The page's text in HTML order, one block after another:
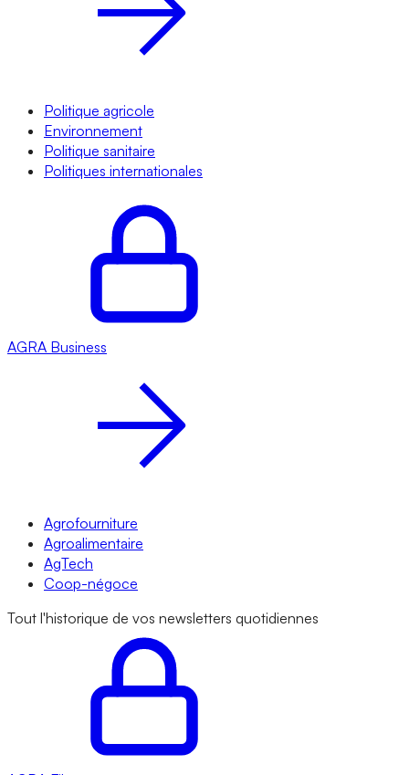
Politique agricole
Environnement
Politique sanitaire
Politiques internationales
AGRA Business
Agrofourniture
Agroalimentaire
AgTech
Coop-négoce
Tout l'historique de vos newsletters quotidiennes